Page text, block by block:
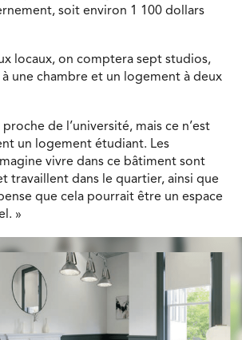
soit environ 1 100 dollars
locaux, on comptera sept studios,
une chambre et un logement à deux
de l’université, mais ce n’est
un logement étudiant. Les
vivre dans ce bâtiment sont
travaillent dans le quartier, ainsi que
que cela pourrait être un espace
»